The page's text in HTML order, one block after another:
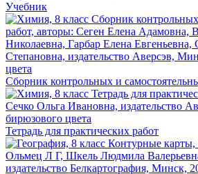
Учебник
Сборник контрольных и
Тетрадь для практических работ